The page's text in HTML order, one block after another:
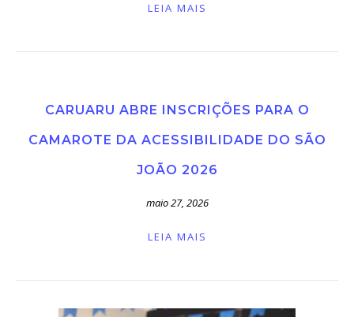
LEIA MAIS
CARUARU ABRE INSCRIÇÕES PARA O
CAMAROTE DA ACESSIBILIDADE DO SÃO
JOÃO 2026
maio 27, 2026
LEIA MAIS